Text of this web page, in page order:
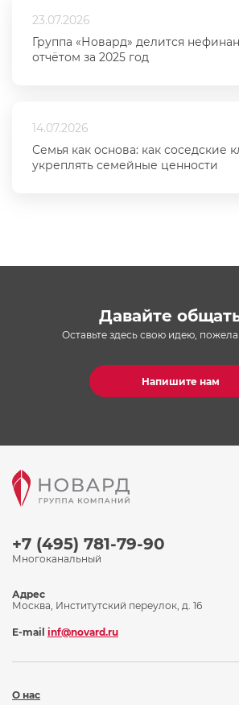
23.07.2026
Группа «Новард» делится
отчётом за 2025 год
14.07.2026
Семья как основа: как соседские
укреплять семейные ценности
Давайте
Оставьте здесь свою идею,
Напишите нам
+7 (495) 781-79-90
Многоканальный
О нас
Адрес
Москва, Институтский переулок, д. 16
E-mail inf@novard.ru